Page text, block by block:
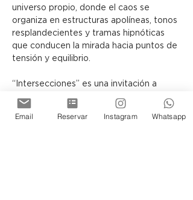
universo propio, donde el caos se
organiza en estructuras apolíneas, tonos
resplandecientes y tramas hipnóticas
que conducen la mirada hacia puntos de
tensión y equilibrio.
“Intersecciones” es una invitación a
contemplar cómo, a través del lenguaje
abstracto, el lienzo puede
transformarse en una arquitectura
Email Reservar Instagram Whatsapp